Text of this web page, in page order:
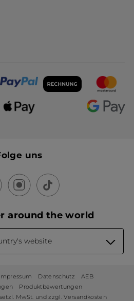
uns
around the world
website
Datenschutz
AEB
Produktbewertungen
MwSt. und zzgl. Versandkosten